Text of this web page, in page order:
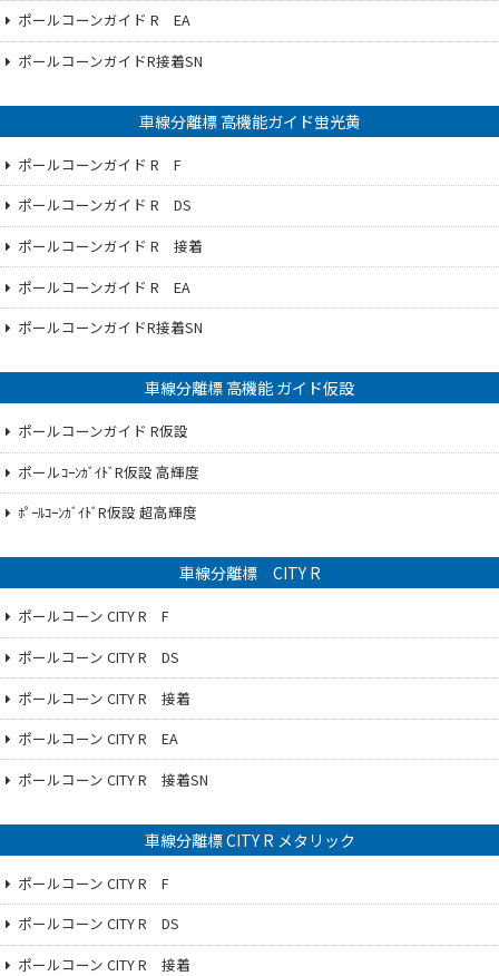
ポールコーンガイド R EA
ポールコーンガイドR接着SN
車線分離標 高機能ガイド蛍光黄
ポールコーンガイド R F
ポールコーンガイド R DS
ポールコーンガイド R 接着
ポールコーンガイド R EA
ポールコーンガイドR接着SN
車線分離標 高機能 ガイド仮設
ポールコーンガイド R仮設
ポールｺｰﾝｶﾞｲﾄﾞR仮設 高輝度
ﾎﾟｰﾙｺｰﾝｶﾞｲﾄﾞR仮設 超高輝度
車線分離標 CITY R
ポールコーン CITY R F
ポールコーン CITY R DS
ポールコーン CITY R 接着
ポールコーン CITY R EA
ポールコーン CITY R 接着SN
車線分離標 CITY R メタリック
ポールコーン CITY R F
ポールコーン CITY R DS
ポールコーン CITY R 接着